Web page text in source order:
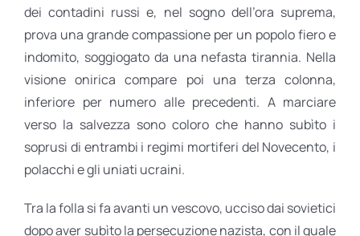
dei contadini russi e, nel sogno dell’ora suprema,
prova una grande compassione per un popolo fiero e
indomito, soggiogato da una nefasta tirannia. Nella
visione onirica compare poi una terza colonna,
inferiore per numero alle precedenti. A marciare
verso la salvezza sono coloro che hanno subìto i
soprusi di entrambi i regimi mortiferi del Novecento, i
polacchi e gli uniati ucraini.
Tra la folla si fa avanti un vescovo, ucciso dai sovietici
dopo aver subìto la persecuzione nazista, con il quale